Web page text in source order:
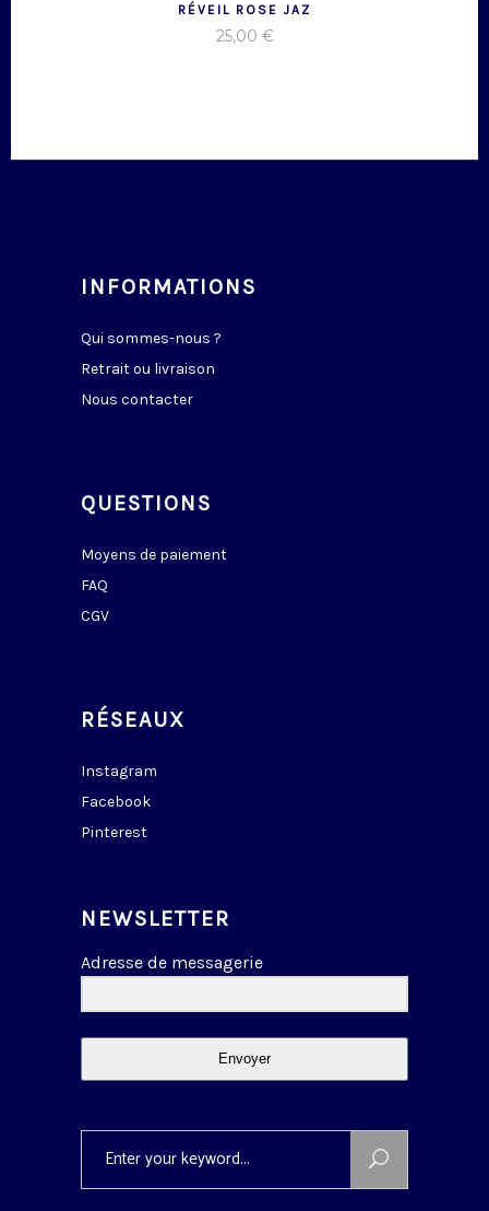
RÉVEIL ROSE JAZ
25,00 €
INFORMATIONS
Qui sommes-nous ?
Retrait ou livraison
Nous contacter
QUESTIONS
Moyens de paiement
FAQ
CGV
RÉSEAUX
Instagram
Facebook
Pinterest
NEWSLETTER
Adresse de messagerie
Envoyer
for: